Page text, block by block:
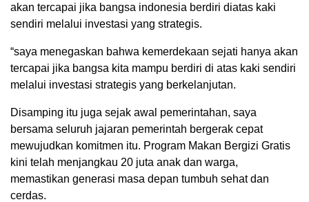
akan tercapai jika bangsa indonesia berdiri diatas kaki
sendiri melalui investasi yang strategis.
“saya menegaskan bahwa kemerdekaan sejati hanya akan
tercapai jika bangsa kita mampu berdiri di atas kaki sendiri
melalui investasi strategis yang berkelanjutan.
Disamping itu juga sejak awal pemerintahan, saya
bersama seluruh jajaran pemerintah bergerak cepat
mewujudkan komitmen itu. Program Makan Bergizi Gratis
kini telah menjangkau 20 juta anak dan warga,
memastikan generasi masa depan tumbuh sehat dan
cerdas.